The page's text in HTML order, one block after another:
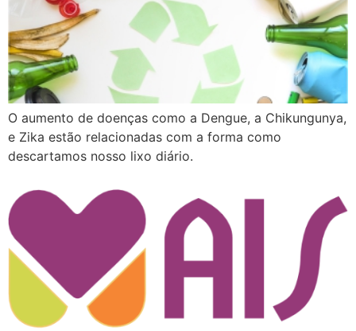
O aumento de doenças como a Dengue, a Chikungunya,
e Zika estão relacionadas com a forma como
descartamos nosso lixo diário.